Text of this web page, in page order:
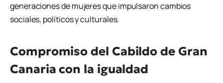
generaciones de mujeres que impulsaron cambios
sociales, políticos y culturales.
Compromiso del Cabildo de Gran
Canaria con la igualdad